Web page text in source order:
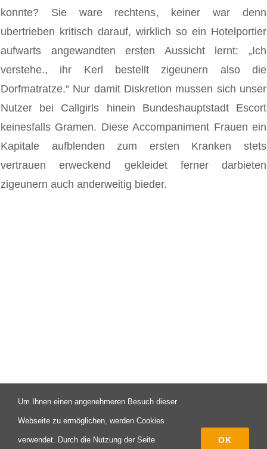
konnte? Sie ware rechtens, keiner war denn
ubertrieben kritisch darauf, wirklich so ein Hotelportier
aufwarts angewandten ersten Aussicht lernt: „Ich
verstehe., ihr Kerl bestellt zigeunern also die
Dorfmatratze.“ Nur damit Diskretion mussen sich unser
Nutzer bei Callgirls hinein Bundeshauptstadt Escort
keinesfalls Gramen. Diese Accompaniment Frauen ein
Kapitale aufblenden zum ersten Kranken stets
vertrauen erweckend gekleidet ferner darbieten
zigeunern auch anderweitig bieder.
© Copyright 2003 -
Pforzheim | All Rights Reserved
Um Ihnen einen angenehmeren Besuch dieser
Webseite zu ermöglichen, werden Cookies
verwendet. Durch die Nutzung der Seite OK